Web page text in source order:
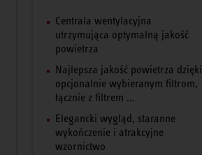
Centrala wentylacyjna
utrzymująca optymalną jakość
powietrza
Najlepsza jakość powietrza dzięki
opcjonalnie wybieranym filtrom,
łącznie z filtrem ...
Elegancki wygląd, staranne
wykończenie i atrakcyjne
wzornictwo